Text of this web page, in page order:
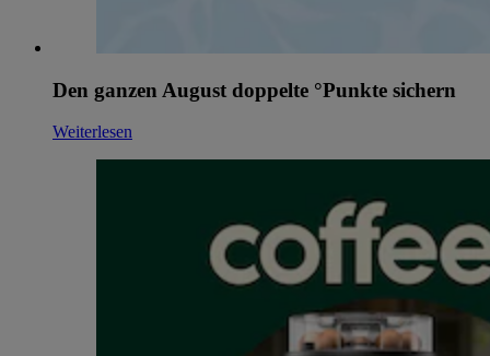
Den ganzen August doppelte °Punkte sichern
Weiterlesen